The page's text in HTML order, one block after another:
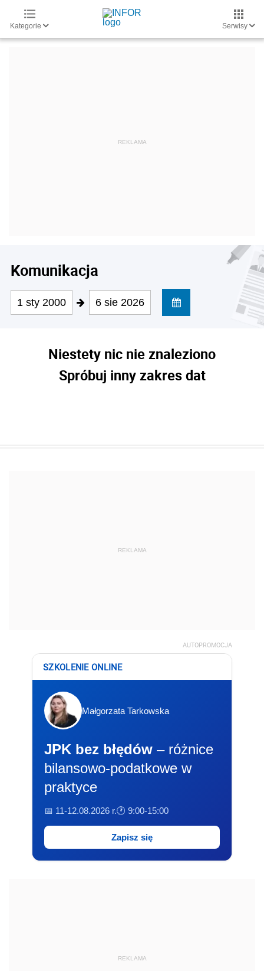
Kategorie Serwisy
Komunikacja
1 sty 2000 6 sie 2026
Niestety nic nie znaleziono
Spróbuj inny zakres dat
REKLAMA
AUTOPROMOCJA
SZKOLENIE ONLINE
Małgorzata Tarkowska
JPK bez błędów – różnice
bilansowo-podatkowe w
praktyce
📅 11-12.08.2026 r.🕐 9:00-15:00
Zapisz się
REKLAMA